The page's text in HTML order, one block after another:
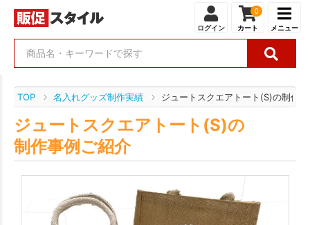
ログイン
0
カート メニュー
TOP 名入れグッズ制作実績 ジュートスクエアトート(S)の制作
ジュートスクエアトート(S)の
制作事例ご紹介